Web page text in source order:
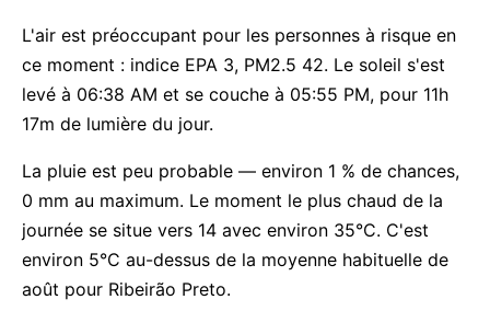
L'air est préoccupant pour les personnes à risque en
ce moment : indice EPA 3, PM2.5 42. Le soleil s'est
levé à 06:38 AM et se couche à 05:55 PM, pour 11h
17m de lumière du jour.
La pluie est peu probable — environ 1 % de chances,
0 mm au maximum. Le moment le plus chaud de la
journée se situe vers 14 avec environ 35°C. C'est
environ 5°C au-dessus de la moyenne habituelle de
août pour Ribeirão Preto.